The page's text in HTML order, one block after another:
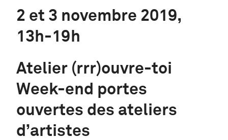
2 et 3 novembre 2019,
13h-19h
Atelier (rrr)ouvre-toi
Week-end portes
ouvertes des ateliers
d’artistes